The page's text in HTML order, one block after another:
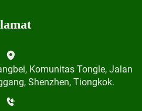
Komunitas Tongle, Jalan
Shenzhen, Tiongkok.